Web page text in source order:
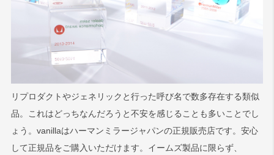
リプロダクトやジェネリックと行った呼び名で数多存在する類似
品。これはどっちなんだろうと不安を感じることも多いことでし
ょう。vanillaはハーマンミラージャパンの正規販売店です。安心
して正規品をご購入いただけます。イームズ製品に限らず、